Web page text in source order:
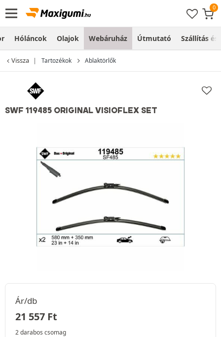
Hóláncok Olajok Webáruház Útmutató Szállítás és
Vissza Tartozékok Ablaktörlők
SWF 119485 ORIGINAL VISIOFLEX SET
Ár/db
21 557 Ft
2 darabos csomag